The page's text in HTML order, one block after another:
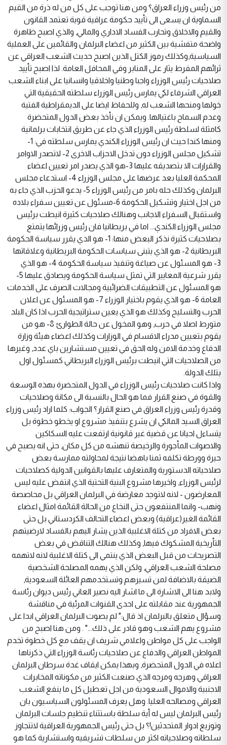
من رئيس وزراء العراق؟ ومن هنا توجب على كل من له ذرة من القيم
السماوية ان يسعى الى تأييد حكومة عراقية قوية تعتمد القانون
والقيم والاخلاق وتحارب الفساد الاداري والمالي, والذي اصبح ظاهرة
واضحة متفشية بين الكثير من اعضاء البرلمان والقائمين على العملية
السياسية,وكذلك رموز الكتل الذين اصبح حديث الشعب العراقي عن
ثرائهم المفرط يثار على المنابر وفي المحافل العامة. لذا اصبح تأييد
صلاحيات رئيس الوزراء واجبا وطنيا واخلاقيا وانسانيا على ابناء الشعب
العراقي الشرفاء لكي يمارس رئيس الوزراء سلطته الحقيقية التي
خولها ومنحها الشعب له, وللحفاظ ايضا على الديمقراطية الفتية
وعدم السماح باغتيالها. ويمكن ان نأخذ بعض الدول المتحضرة
كامثلة لسلطة رئيس الوزراء الذي جاء عن طريق انتخابات برلمانية
ومنها كندا حيث ان رئيس الوزراء الكندي يمارس سلطته في: 1-
تشكيل مجلس الوزراء دون تدخل الاحزاب الاخرى 2- لاتصدر الاوامر
والقرارات الا بتصديقه عليها 3-هو الذي يصدر امر تعيين اعضاء
المحكمة العليا بعد عرضها على مجلس الوزراء 4- استدعاء مجلس
البرلمان وكذلك حله بامر من رئيس الوزراء 5- يدعو الحزب الذي جاء به
من اجل اختيار وتشكيل الحكومة 6-مسئول عن تعيين سفراء بلاده
واستقبال السفراء الاجانب وهنالك صلاحيات كثيرة انيطت برئيس
مجلس الوزراء الكندي... اما في بريطانيا فان رئيس وزرائها يتمتع
بصلاحيات كثيرة نذكر البعض منها: 1- هو الذي يقرر سياسة الحكومة
البريطانية 2- هو الذي يتبنى سياسات الحكومة البريطانية وعلاقاتها
3- هو المسئول عن صياغة وتنفيذ سياسة الحكومة 4- هو الذي
يقرر شرعية المعايير التي تمثل سياسة الحكومة ويصادق عليها 5-
هو المسئول عن التطبيقات الضرائبية ومجالات الصرف على الخدمات
العامة 6- هو الذي يقوم باختيار الوزراء 7- هو المسئول عن اعلان
الحرب والتسليح وكذلك هو الذي يعين ستراتيجية الحرب اذا كان البلد
متورط اصلا في حرب, وهو المخول عن حالة الطوارئ 8- هو من
يقوم بتعيين مدراء الاقسام في الوزارات وكذلك اعضاء هيئة وزارة
الدفاع وخدمة الامن وله الحق في تعيين مستشارين باي عدد, وغيرها
من الصلاحيات التي انيطت برئيس الوزراء البريطاني كمسئول اول
بتلك الدولة.
واذا كانت صلاحيات رئيس الوزراء في الدول المتحضرة بهذه الوسعة
والقوة في صنع القرار فما هو الحال بالنسبة الى مكانة وصلاحيات
وقدرة رئيس وزراء العراق في صنع القرار؟ الجواب: كلما اراد رئيس وزراء
العراق السيد المالكي ان يشرع بتنفيذ مشروع او يخطو خطوة بل
يتساءل احيانا عن قضية غير قانونية ارتفعت عليه السكاكين
والاصوات المأجورة والرخيصة تنهشه من كل مكان, حتى انه يصبح في
حيرة وورطة تكلفه ثمنا باهضا نتيجة لمحاولته ممارسة بعض
صلاحياته الدستورية والمتعارف عليها بالقوانين الدولية كصلاحيات
لرئيس الوزراء, واخيرها مشروع البنية التحتية الذي انتفض عليه ليس
المعارضون - لانه لاتوجد معارضة في البرلمان العراقي بل محاصصة
ونهب- وانما المنتفعون حتى النخاع من الحالة القائمة امثال اعضاء
القائمة الغير(عراقية) وبعض اعضاء التحالف الكردستاني بل حتى
بعض الافراد من كتلة الاغلبية الذين يشار اليهم بالفساد لارضيتهم
التأريخية المشكوك فيها, وكذلك هنالك التناقض في بعض
التصريحات من قبل البعض الذي ينتمي الى كتلة الاغلبية لانه لاتهمه
مصلحة الشعب العراقي, ولكن الذي يهمه المصلحة الشخصية
الضيقة بالاضافة لمن تسيرهم وتستخدمهم العائلة السعودية,
ولابد هنا الى الاشارة الى ما اشار اليه نصير العاني رئيس ديوان رئاسة
الجمهورية عند مقابلته على احدى القنوات المرئية في مناقشة
وسؤال متعلق بالبرلمان اذ قال:" لم يصوت البرلمان العراقي ابدا على
مشروع يهم الشعب وهو قادر على ذلك..." . ومن هنا اصبح من
الواجب على كل مواطن واعلامي شريف ان يقف مع كل خطوة تخدم
المواطن العراقي والدفاع عن صلاحيات رئاسة الوزراء التي ذكرناها
اعلاه في الدول المتحضرة, وبهذا يمكن ايقاف غدة سرطان البرلمان
العراقي وهرجه ومرجه الذي صنعت الكثير من مكوناته المخابرات
الاجنبية والاموال السعودية من اجل تعطيل كل ما ينفع الشعب
العراقي ومصالحه العليا. وهل يعرف المسئولون السياسيون بان
رئيس البرلمان ليس له أية سلطة باستثناء تنظيم جلسات البرلمان
وتوزيع ادوار المتحدثين!؟ بل حتى رئيس الجمهورية العراقية لاتتجاوز
سلطاته وصلاحياته اكثر من سلطات تشريفيه واستشارية كما هو